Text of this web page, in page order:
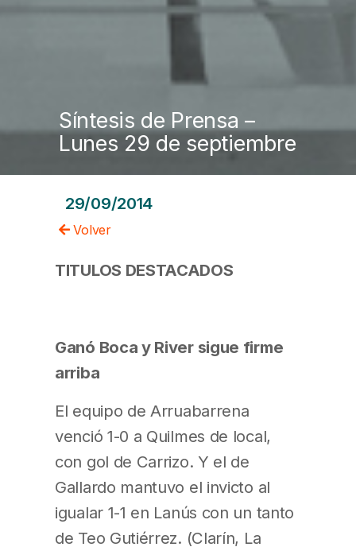
Síntesis de Prensa –
Lunes 29 de septiembre
29/09/2014
Volver
TITULOS DESTACADOS
Ganó Boca y River sigue firme
arriba
El equipo de Arruabarrena
venció 1-0 a Quilmes de local,
con gol de Carrizo. Y el de
Gallardo mantuvo el invicto al
igualar 1-1 en Lanús con un tanto
de Teo Gutiérrez. (Clarín, La